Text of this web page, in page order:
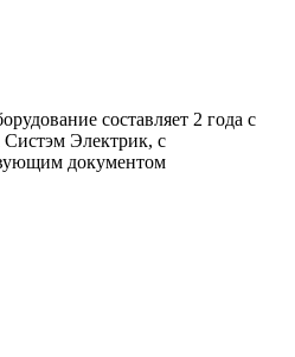
составляет 2 года с
Систэм Электрик, с
документом